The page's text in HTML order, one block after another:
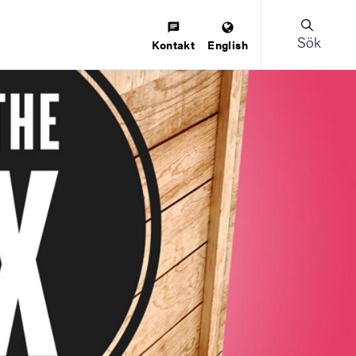
Kontakt English Sök